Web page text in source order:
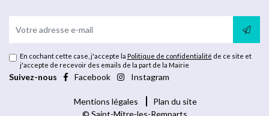
En cochant cette case, j'accepte la Politique de confidentialité de ce site et
j'accepte de recevoir des emails de la part de la Mairie
Suivez-nous Facebook Instagram
Mentions légales
Plan du site
© Saint-Mitre-les-Remparts